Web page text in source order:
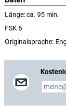
Länge: ca. 95 min.
FSK 6
Originalsprache: